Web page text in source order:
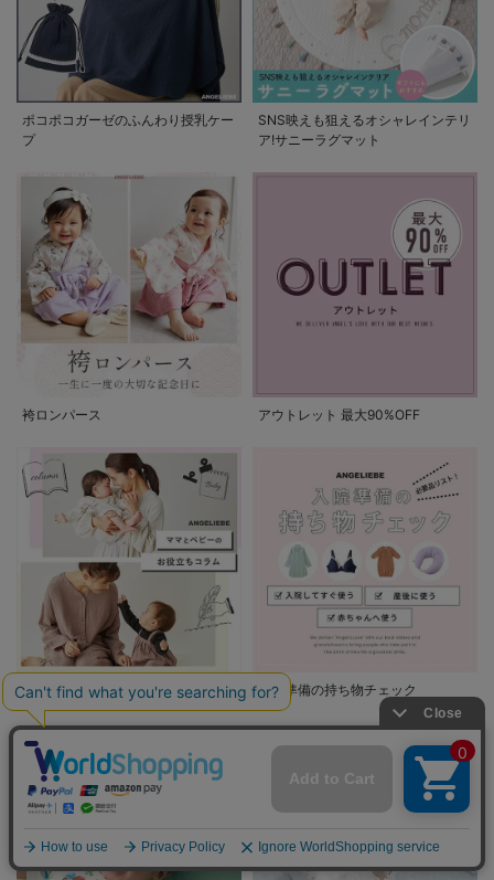
ポコポコガーゼのふんわり授乳ケー
プ
SNS映えも狙えるオシャレインテリ
ア!サニーラグマット
袴ロンパース アウトレット 最大90%OFF
ママとベビーのお役立ちコラム 入院準備の持ち物チェック
PICKUP CATEGORY
ベビー服/ベビー用品カテゴリ